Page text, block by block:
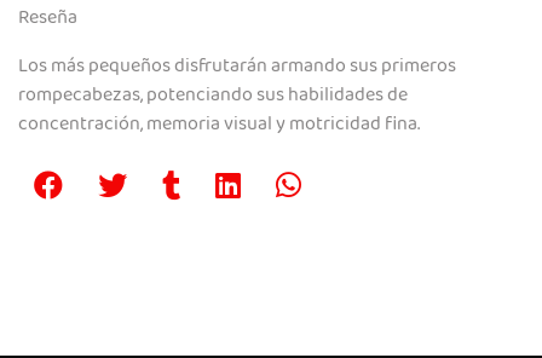
Reseña
Los más pequeños disfrutarán armando sus primeros
rompecabezas, potenciando sus habilidades de
concentración, memoria visual y motricidad fina.